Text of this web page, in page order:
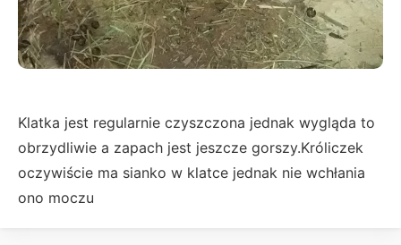
Klatka jest regularnie czyszczona jednak wygląda to
obrzydliwie a zapach jest jeszcze gorszy.Króliczek
oczywiście ma sianko w klatce jednak nie wchłania
ono moczu